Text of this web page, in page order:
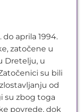
do aprila 1994.
zatočene u
Dretelju, u
su bili
od
su zbog toga
povrede, dok